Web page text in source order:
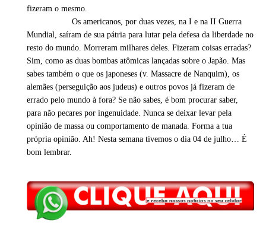
fizeram o mesmo.
Os americanos, por duas vezes, na I e na II Guerra
Mundial, saíram de sua pátria para lutar pela defesa da liberdade no
resto do mundo. Morreram milhares deles. Fizeram coisas erradas?
Sim, como as duas bombas atômicas lançadas sobre o Japão. Mas
sabes também o que os japoneses (v. Massacre de Nanquim), os
alemães (perseguição aos judeus) e outros povos já fizeram de
errado pelo mundo à fora? Se não sabes, é bom procurar saber,
para não pecares por ingenuidade. Nunca se deixar levar pela
opinião de massa ou comportamento de manada. Forma a tua
própria opinião. Ah! Nesta semana tivemos o dia 04 de julho… É
bom lembrar.